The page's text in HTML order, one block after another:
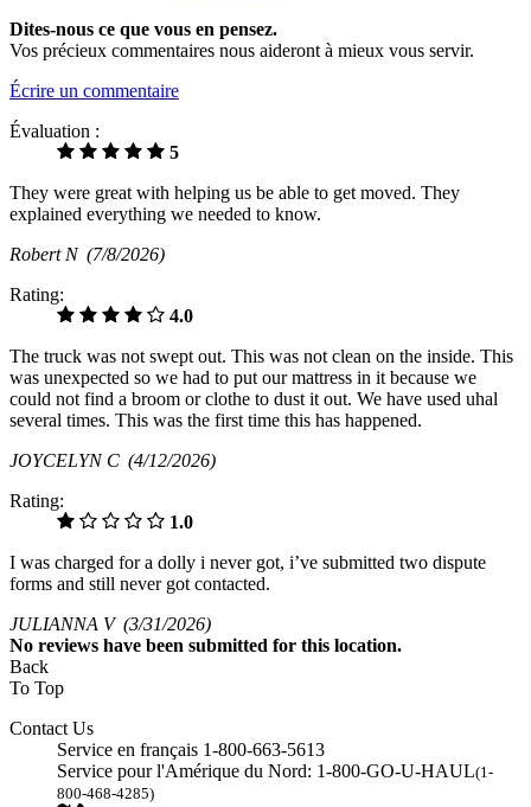
Dites-nous ce que vous en pensez.
Vos précieux commentaires nous aideront à mieux vous servir.
Écrire un commentaire
Évaluation :
5
They were great with helping us be able to get moved. They
explained everything we needed to know.
Robert N (7/8/2026)
Rating:
4.0
The truck was not swept out. This was not clean on the inside. This
was unexpected so we had to put our mattress in it because we
could not find a broom or clothe to dust it out. We have used uhal
several times. This was the first time this has happened.
JOYCELYN C (4/12/2026)
Rating:
1.0
I was charged for a dolly i never got, i’ve submitted two dispute
forms and still never got contacted.
JULIANNA V (3/31/2026)
No reviews have been submitted for this location.
Back
To Top
Contact Us
Service en français 1-800-663-5613
Service pour l'Amérique du Nord: 1-800-GO-U-HAUL(1-
800-468-4285)